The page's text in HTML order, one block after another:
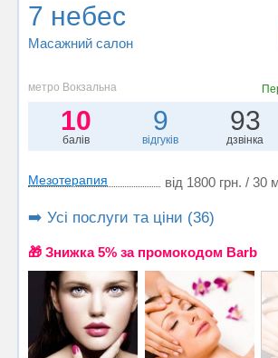
7 небес
Масажний салон
метро Вокзальна
10
балів
9
відгуків
93
дзвінка
Мезотерапия від 1800 грн. / 30
➡️ Усі послуги та ціни (36)
🎁 Знижка 5% за промокодом Barb